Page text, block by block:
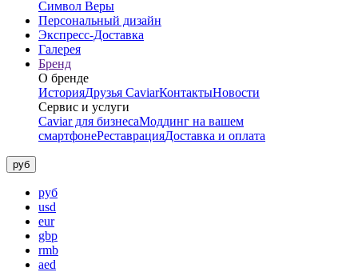
Символ Веры
Персональный дизайн
Экспресс-Доставка
Галерея
Бренд
О бренде
ИсторияДрузья CaviarКонтактыНовости
Сервис и услуги
Caviar для бизнесаМоддинг на вашем
смартфонеРеставрацияДоставка и оплата
руб
руб
usd
eur
gbp
rmb
aed